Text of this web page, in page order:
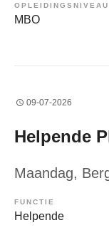
OPLEIDINGSNIVEAU
MBO
09-07-2026
Helpende
Maandag,
FUNCTIE
Helpende